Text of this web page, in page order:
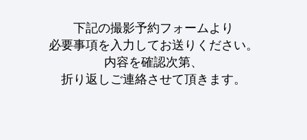
下記の撮影予約フォームより
必要事項を入力してお送りください。
内容を確認次第、
折り返しご連絡させて頂きます。